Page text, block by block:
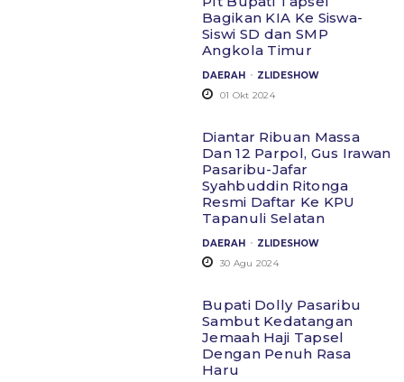
Bagikan KIA Ke Siswa-
Siswi SD dan SMP
Angkola Timur
DAERAH . ZLIDESHOW
01 Okt 2024
Diantar Ribuan Massa
Dan 12 Parpol, Gus Irawan
Pasaribu-Jafar
Syahbuddin Ritonga
Resmi Daftar Ke KPU
Tapanuli Selatan
DAERAH . ZLIDESHOW
30 Agu 2024
Bupati Dolly Pasaribu
Sambut Kedatangan
Jemaah Haji Tapsel
Dengan Penuh Rasa
Haru